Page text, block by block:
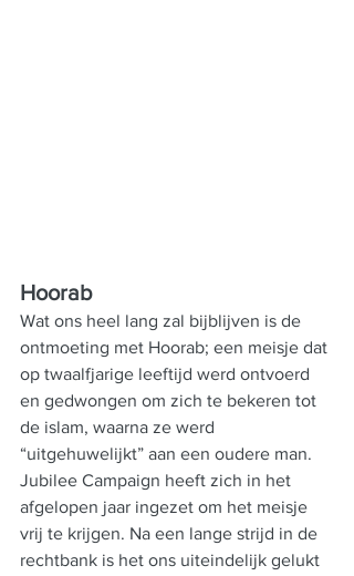
Hoorab
Wat ons heel lang zal bijblijven is de
ontmoeting met Hoorab; een meisje dat
op twaalfjarige leeftijd werd ontvoerd
en gedwongen om zich te bekeren tot
de islam, waarna ze werd
“uitgehuwelijkt” aan een oudere man.
Jubilee Campaign heeft zich in het
afgelopen jaar ingezet om het meisje
vrij te krijgen. Na een lange strijd in de
rechtbank is het ons uiteindelijk gelukt